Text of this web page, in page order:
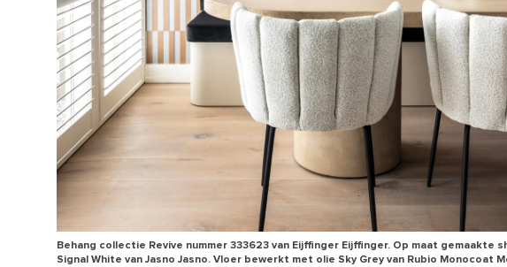
Behang collectie Revive nummer 333623 van Eijffinger Eijffinger. Op maat gemaakte
Signal White van Jasno Jasno. Vloer bewerkt met olie Sky Grey van Rubio Monocoat